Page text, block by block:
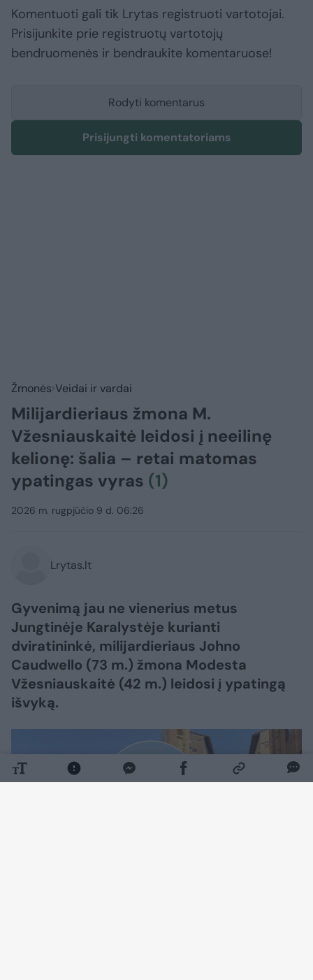
Komentuoti gali tik Lrytas registruoti vartotojai.
Prisijunkite prie registruotų vartotojų
bendruomenės ir bendraukite komentaruose!
Rodyti komentarus
Prisijungti komentatoriams
Žmonės Veidai ir vardai
Milijardieriaus žmona M.
Vžesniauskaitė leidosi į neeilinę
kelionę: šalia – retai matomas
ypatingas vyras (1)
2026 m. rugpjūčio 9 d. 06:26
Lrytas.lt
Gyvenimą jau ne vienerius metus
Jungtinėje Karalystėje kurianti
dviratininkė, milijardieriaus Johno
Caudwello (73 m.) žmona Modesta
Vžesniauskaitė (42 m.) leidosi į ypatingą
išvyką.